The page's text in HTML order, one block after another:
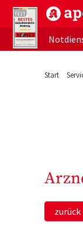
Start
zurück